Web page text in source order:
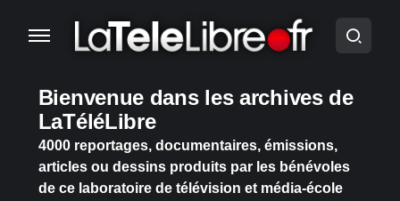
Bienvenue dans les archives de
LaTéléLibre
4000 reportages, documentaires, émissions,
articles ou dessins produits par les bénévoles
de ce laboratoire de télévision et média-école